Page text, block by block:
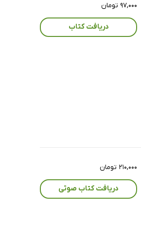
۹۷,۰۰۰ تومان
دریافت کتاب
۲۱۰,۰۰۰ تومان
دریافت کتاب صوتی